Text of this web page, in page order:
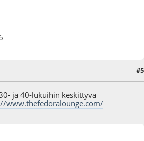
#5
ja 40-lukuihin keskittyvä
www.thefedoralounge.com/